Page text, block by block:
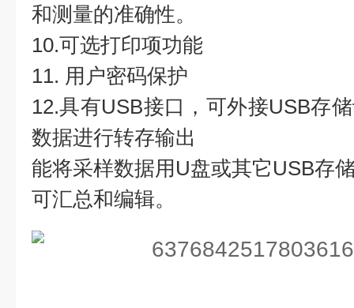
和测量的准确性。
10.可选打印项功能
11. 用户密码保护
12.具有USB接口，可外接USB存
数据进行转存输出
能将采样数据用U盘或其它USB存
可汇总和编辑。